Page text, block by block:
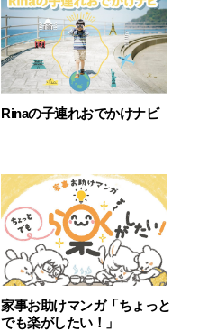
Rinaの子連れおでかけナビ
家事お助けマンガ「ちょっと
でも楽がしたい！」